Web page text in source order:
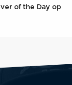
of the Day op